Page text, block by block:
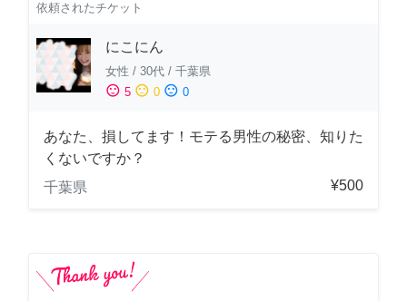
依頼されたチケット
にこにん
女性 / 30代 / 千葉県
sentiment_satisfied 5 sentiment_neutral 0 sentiment_dissatisfied 0
あなた、損してます！モテる男性の秘密、知りた
くないですか？
千葉県
¥500